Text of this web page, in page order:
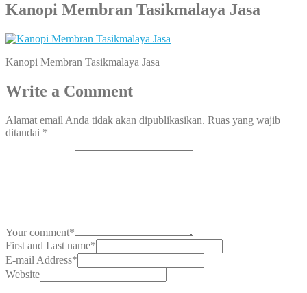
Kanopi Membran Tasikmalaya Jasa
Kanopi Membran Tasikmalaya Jasa
Write a Comment
Alamat email Anda tidak akan dipublikasikan. Ruas yang wajib
ditandai *
Your comment*
First and Last name*
E-mail Address*
Website